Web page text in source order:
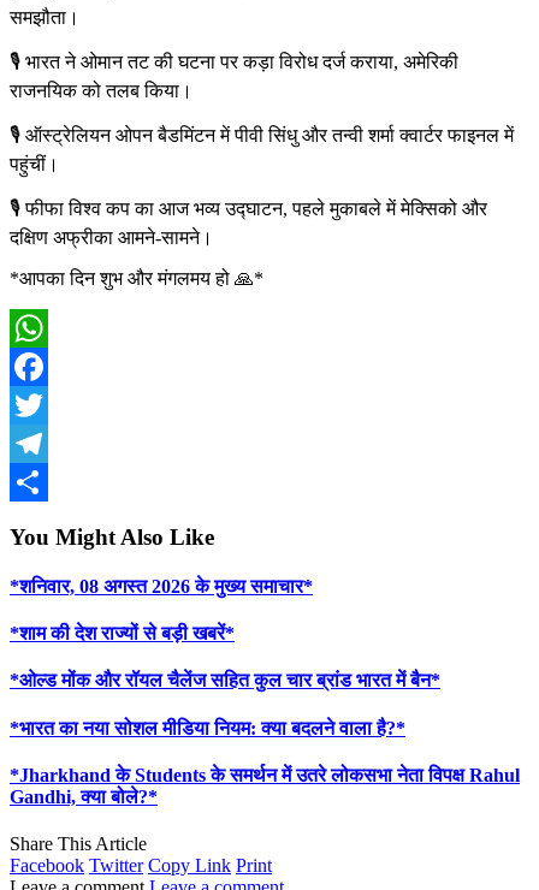
समझौता।
🎙️ भारत ने ओमान तट की घटना पर कड़ा विरोध दर्ज कराया, अमेरिकी
राजनयिक को तलब किया।
🎙️ ऑस्ट्रेलियन ओपन बैडमिंटन में पीवी सिंधु और तन्वी शर्मा क्वार्टर फाइनल में
पहुंचीं।
🎙️ फीफा विश्व कप का आज भव्य उद्घाटन, पहले मुकाबले में मेक्सिको और
दक्षिण अफ्रीका आमने-सामने।
*आपका दिन शुभ और मंगलमय हो 🙏*
WhatsApp
Facebook
Twitter
Telegram
You Might Also Like
*शनिवार, 08 अगस्त 2026 के मुख्य समाचार*
*शाम की देश राज्यों से बड़ी खबरें*
*ओल्ड मोंक और रॉयल चैलेंज सहित कुल चार ब्रांड भारत में बैन*
*भारत का नया सोशल मीडिया नियम: क्या बदलने वाला है?*
*Jharkhand के Students के समर्थन में उतरे लोकसभा नेता विपक्ष Rahul
Gandhi, क्या बोले?*
Share This Article
Facebook Twitter Copy Link Print